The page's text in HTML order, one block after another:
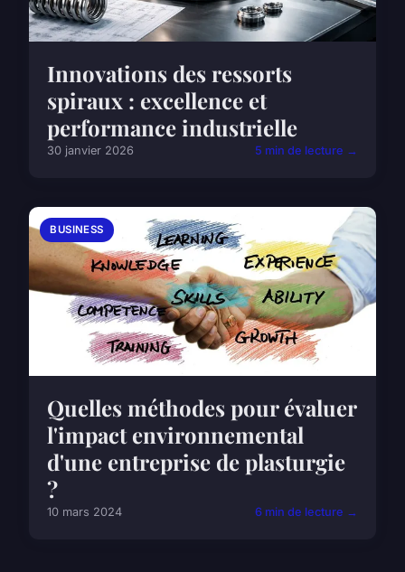
Innovations des ressorts
spiraux : excellence et
performance industrielle
30 janvier 2026 5 min de lecture →
BUSINESS
Quelles méthodes pour évaluer
l'impact environnemental
d'une entreprise de plasturgie
?
10 mars 2024 6 min de lecture →